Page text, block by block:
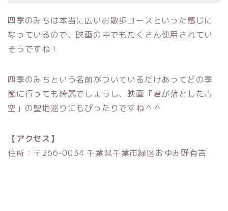
四季のみちは本当に広いお散歩コースといった感じに
なっているので、映画の中でもたくさん使用されてい
そうですね！
四季のみちという名前がついているだけあってどの季
節に行っても綺麗でしょうし、映画「君が落とした青
空」の聖地巡りにもぴったりですね＾＾
【アクセス】
住所：〒266-0034 千葉県千葉市緑区おゆみ野有吉